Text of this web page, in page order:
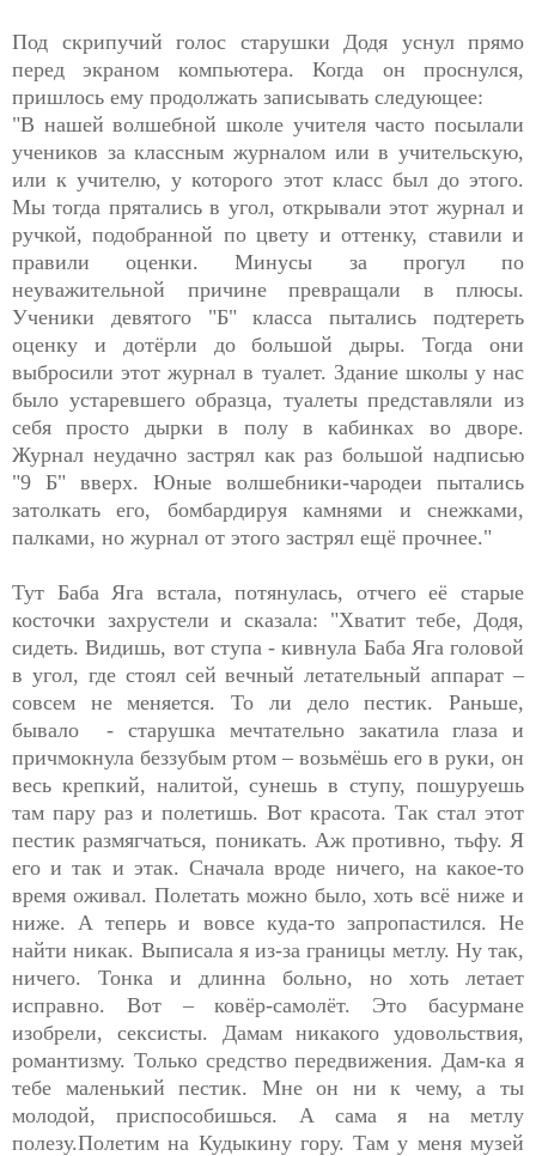
Под скрипучий голос старушки Додя уснул прямо
перед экраном компьютера. Когда он проснулся,
пришлось ему продолжать записывать следующее:
"В нашей волшебной школе учителя часто посылали
учеников за классным журналом или в учительскую,
или к учителю, у которого этот класс был до этого.
Мы тогда прятались в угол, открывали этот журнал и
ручкой, подобранной по цвету и оттенку, ставили и
правили оценки. Минусы за прогул по
неуважительной причине превращали в плюсы.
Ученики девятого "Б" класса пытались подтереть
оценку и дотёрли до большой дыры. Тогда они
выбросили этот журнал в туалет. Здание школы у нас
было устаревшего образца, туалеты представляли из
себя просто дырки в полу в кабинках во дворе.
Журнал неудачно застрял как раз большой надписью
"9 Б" вверх. Юные волшебники-чародеи пытались
затолкать его, бомбардируя камнями и снежками,
палками, но журнал от этого застрял ещё прочнее."
Тут Баба Яга встала, потянулась, отчего её старые
косточки захрустели и сказала: "Хватит тебе, Додя,
сидеть. Видишь, вот ступа - кивнула Баба Яга головой
в угол, где стоял сей вечный летательный аппарат –
совсем не меняется. То ли дело пестик. Раньше,
бывало - старушка мечтательно закатила глаза и
причмокнула беззубым ртом – возьмёшь его в руки, он
весь крепкий, налитой, сунешь в ступу, пошуруешь
там пару раз и полетишь. Вот красота. Так стал этот
пестик размягчаться, поникать. Аж противно, тьфу. Я
его и так и этак. Сначала вроде ничего, на какое-то
время оживал. Полетать можно было, хоть всё ниже и
ниже. А теперь и вовсе куда-то запропастился. Не
найти никак. Выписала я из-за границы метлу. Ну так,
ничего. Тонка и длинна больно, но хоть летает
исправно. Вот – ковёр-самолёт. Это басурмане
изобрели, сексисты. Дамам никакого удовольствия,
романтизму. Только средство передвижения. Дам-ка я
тебе маленький пестик. Мне он ни к чему, а ты
молодой, приспособишься. А сама я на метлу
полезу.Полетим на Кудыкину гору. Там у меня музей